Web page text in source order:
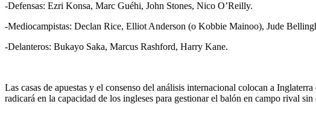
-Defensas: Ezri Konsa, Marc Guéhi, John Stones, Nico O’Reilly.
-Mediocampistas: Declan Rice, Elliot Anderson (o Kobbie Mainoo), Jude
-Delanteros: Bukayo Saka, Marcus Rashford, Harry Kane.
Las casas de apuestas y el consenso del análisis internacional colocan a
radicará en la capacidad de los ingleses para gestionar el balón en campo rival